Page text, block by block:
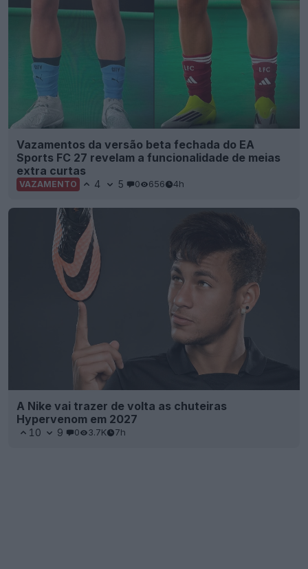
Vazamentos da versão beta fechada do EA
Sports FC 27 revelam a funcionalidade de meias
extra curtas
VAZAMENTO 4 5 0 656 4h
A Nike vai trazer de volta as chuteiras
Hypervenom em 2027
10 9 0 3.7K 7h